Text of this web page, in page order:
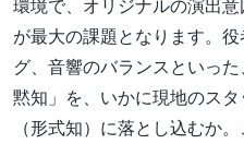
環境で、オリジナルの演出
が最大の課題となります。
グ、音響のバランスといっ
黙知」を、いかに現地のス
（形式知）に落とし込むか